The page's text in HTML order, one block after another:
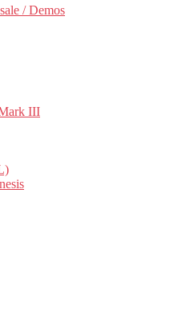
/ Demos
III